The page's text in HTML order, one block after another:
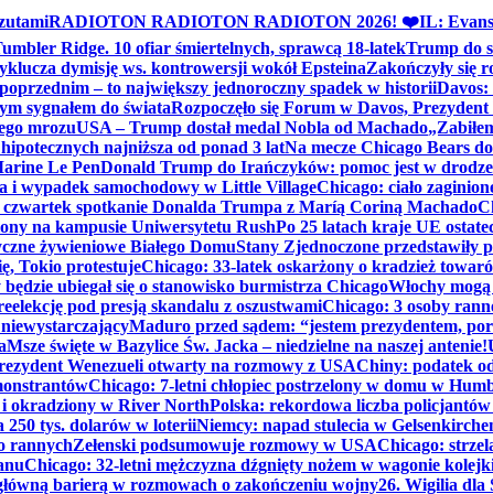
RADIOTON RADIOTON RADIOTON 2026! ❤️IL:
Ridge. 10 ofiar śmiertelnych, sprawcą 18-latekTrump do
dymisję ws. kontrowersji wokół EpsteinaZakończyły się
– to największy jednoroczny spadek w historiiDavos:
sygnałem do świataRozpoczęło się Forum w Davos,
mrozuUSA – Trump dostał medal Nobla od Machado
najniższa od ponad 3 latNa mecze Chicago Bears
Le PenDonald Trump do Irańczyków: pomoc jest w drodze
i wypadek samochodowy w Little VillageChicago: ciało
spotkanie Donalda Trumpa z Maríą Coriną Machado
na kampusie Uniwersytetu RushPo 25 latach kraje UE
żywieniowe Białego DomuStany Zjednoczone przedstawiły
Tokio protestujeChicago: 33-latek oskarżony o kradzież
ubiegał się o stanowisko burmistrza ChicagoWłochy
pod presją skandalu z oszustwamiChicago: 3 osoby
Maduro przed sądem: “jestem prezydentem,
Msze święte w Bazylice Św. Jacka – niedzielne na naszej antenie!
Wenezueli otwarty na rozmowy z USAChiny: podatek
Chicago: 7-letni chłopiec postrzelony w domu w
okradziony w River NorthPolska: rekordowa liczba policjantów
250 tys. dolarów w loteriiNiemcy: napad stulecia w
rannychZełenski podsumowuje rozmowy w USAChicago:
Chicago: 32-letni mężczyzna dźgnięty nożem w wagonie
barierą w rozmowach o zakończeniu wojny26. Wigilia dla